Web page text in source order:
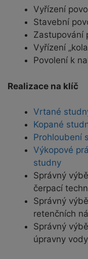
Vyřízení
Stavební
Zastupování
Vyřízení
Povolení k
Realizace na klíč
Vrtané
Kopané
Prohloubení
Výkopové
studny
Správný
čerpací
Správný
retenčních
Správný
úpravny vody